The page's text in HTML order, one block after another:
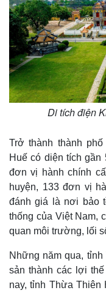
Vụ án
Tin nóng
Tư vấn luật
Di tích điện
Trở thành thành
Huế có diện tích gần
đơn vị hành chính
huyện, 133 đơn vị
đánh giá là nơi bảo
thống của Việt Nam,
quan môi trường, lối
Những năm qua,
sản thành các lợi
nay, tỉnh Thừa